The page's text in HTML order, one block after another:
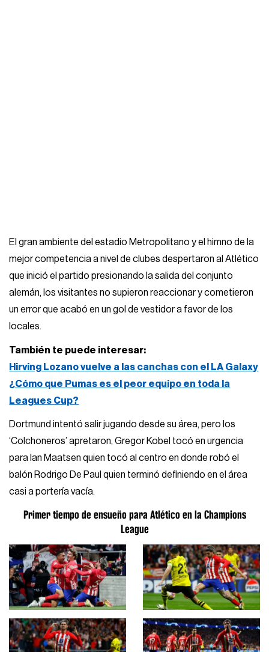
El gran ambiente del estadio Metropolitano y el himno de la
mejor competencia a nivel de clubes despertaron al Atlético
que inició el partido presionando la salida del conjunto
alemán, los visitantes no supieron reaccionar y cometieron
un error que acabó en un gol de vestidor a favor de los
locales.
También te puede interesar:
Hirving Lozano vuelve a las canchas con el LA Galaxy
¿Cómo que Pumas es el peor equipo en toda la
Leagues Cup?
Dortmund intentó salir jugando desde su área, pero los
‘Colchoneros’ apretaron, Gregor Kobel tocó en urgencia
para Ian Maatsen quien tocó al centro en donde robó el
balón Rodrigo De Paul quien terminó definiendo en el área
casi a portería vacía.
Primer tiempo de ensueño para Atlético en la Champions
League